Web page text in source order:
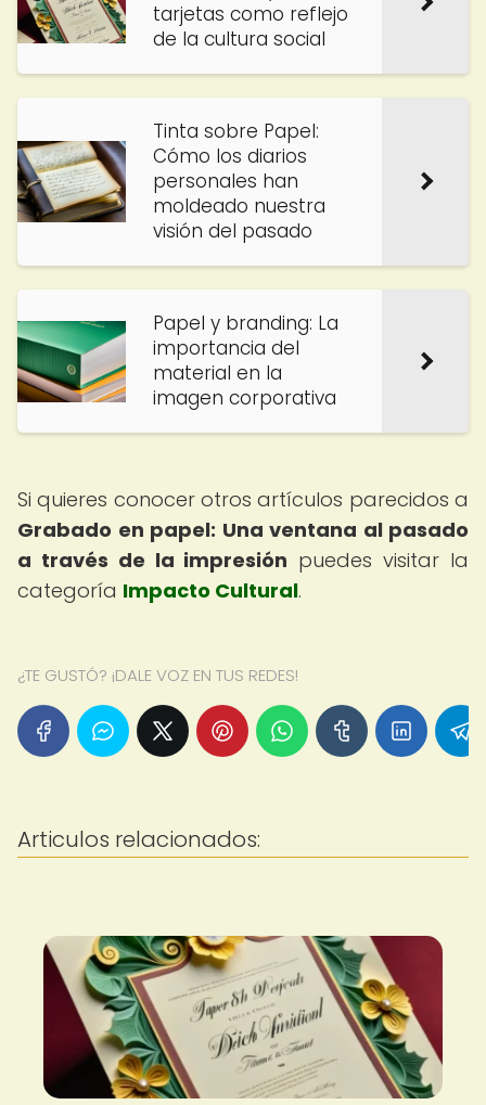
tarjetas como reflejo
de la cultura social
Tinta sobre Papel:
Cómo los diarios
personales han
moldeado nuestra
visión del pasado
Papel y branding: La
importancia del
material en la
imagen corporativa
Si quieres conocer otros artículos parecidos a
Grabado en papel: Una ventana al pasado
a través de la impresión puedes visitar la
categoría Impacto Cultural.
¿TE GUSTÓ? ¡DALE VOZ EN TUS REDES!
Articulos relacionados: